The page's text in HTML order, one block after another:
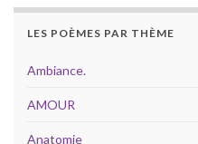
LES POÈMES PAR THÈME
Ambiance.
AMOUR
Anatomie